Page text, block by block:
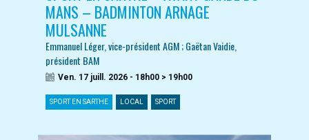
MANS – BADMINTON ARNAGE
MULSANNE
Emmanuel Léger, vice-président AGM ; Gaëtan Vaidie,
président BAM
Ven. 17 juill. 2026 - 18h00 > 19h00
SPORT EN SARTHE LOCAL SPORT